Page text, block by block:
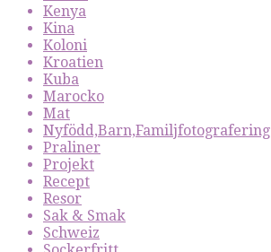
Kenya
Kina
Koloni
Kroatien
Kuba
Marocko
Mat
Nyfödd,Barn,Familjfotografering
Praliner
Projekt
Recept
Resor
Sak & Smak
Schweiz